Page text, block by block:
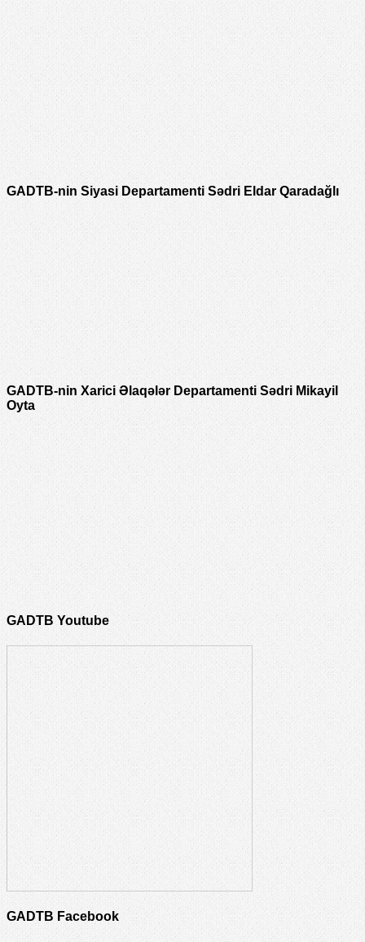
GADTB-nin Siyasi Departamenti Sədri Eldar Qaradağlı
GADTB-nin Xarici Əlaqələr Departamenti Sədri Mikayil
Oyta
GADTB Youtube
GADTB Facebook